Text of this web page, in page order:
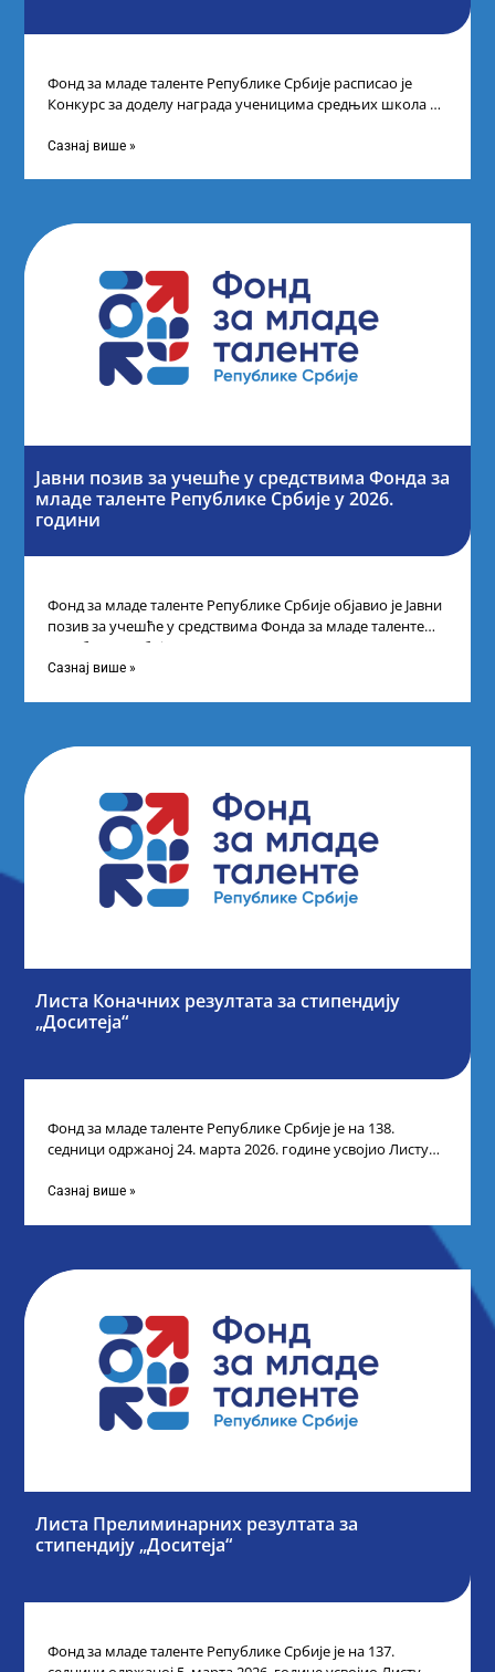
Фонд за младе таленте Републике Србије расписао је
Конкурс за доделу награда ученицима средњих школа за
Сазнај више »
Јавни позив за учешће у средствима Фонда за
младе таленте Републике Србије у 2026.
години
Фонд за младе таленте Републике Србије објавио је Јавни
позив за учешће у средствима Фонда за младе таленте
Републике Србије
Сазнај више »
Листа Коначних резултата за стипендију
„Доситеја“
Фонд за младе таленте Републике Србије је на 138.
седници одржаној 24. марта 2026. године усвојио Листу
Сазнај више »
Листа Прелиминарних резултата за
стипендију „Доситеја“
Фонд за младе таленте Републике Србије је на 137.